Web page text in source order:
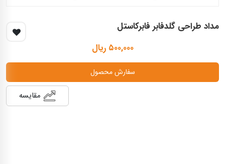
مداد طراحی گلدفابر فابرکاستل
۵۰۰,۰۰۰ ریال
سفارش محصول
مقایسه